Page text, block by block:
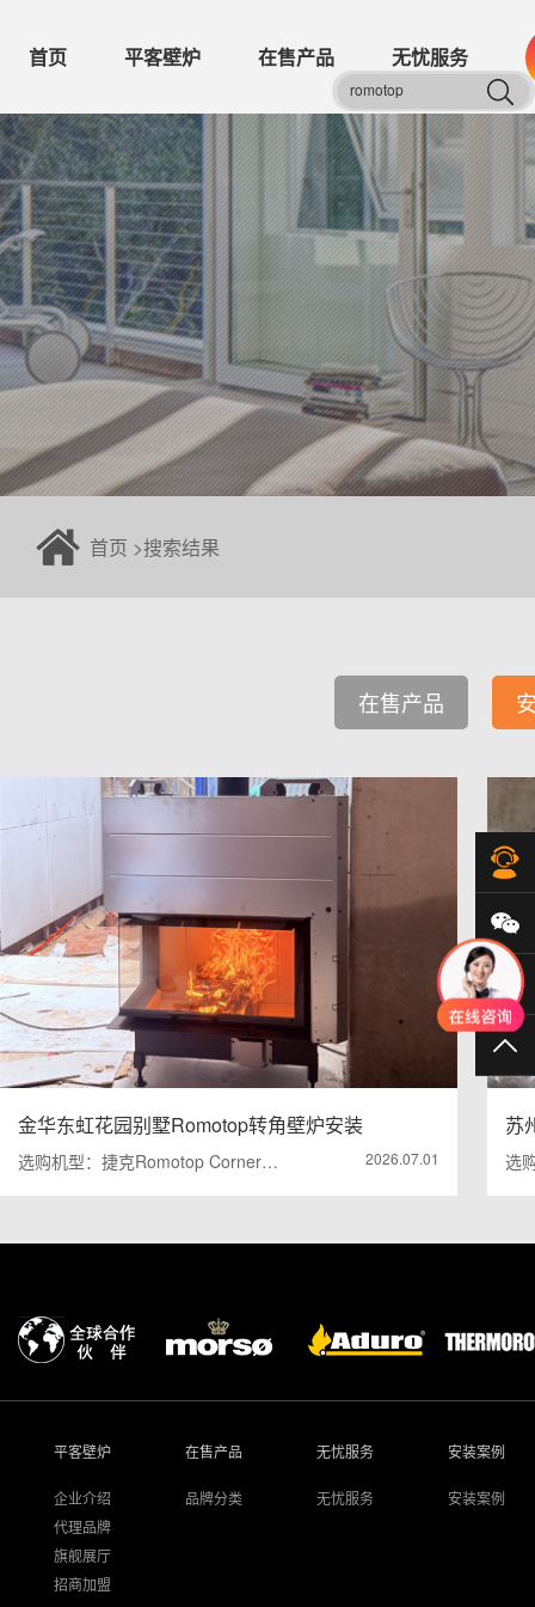
首页 平客壁炉 在售产品 无忧服务
首页 >搜索结果
在售产品
金华东虹花园别墅Romotop转角壁炉安装
选购机型：捷克Romotop Corner… 2026.07.01
苏
选
平客壁炉
企业介绍
代理品牌
旗舰展厅
招商加盟
在售产品
品牌分类
无忧服务
无忧服务
安装案例
安装案例
在
微